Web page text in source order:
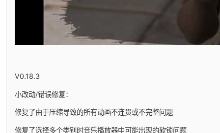
V0.18.3
小改动/错误修复：
修复了由于压缩导致的所有动画不连贯或不完整问题
修复了选择多个类别时音乐播放器中可能出现的软锁问题